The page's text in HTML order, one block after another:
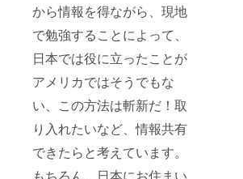
から情報を得ながら、現地
で勉強することによって、
日本では役に立ったことが
アメリカではそうでもな
い、この方法は斬新だ！取
り入れたいなど、情報共有
できたらと考えています。
もちろん、日本にお住まい